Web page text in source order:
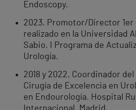
Endoscopy.
2023. Promotor/Director 1er
realizado en la Universidad
Sabio. I Programa de
Urología.
2018 y 2022. Coordinador
Cirugía de Excelencia en
en Endourología. Hospital